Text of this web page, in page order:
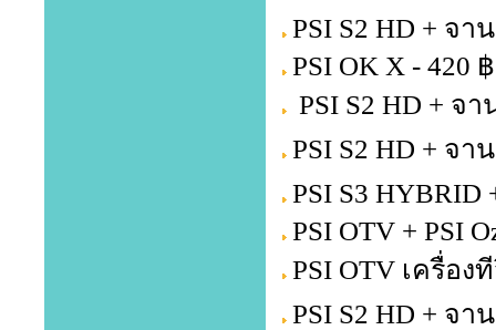
PSI S2 HD + จา
PSI OK X - 420 ฿
PSI S2 HD + จ
PSI S2 HD + จา
PSI S3 HYBRID
PSI OTV + PSI
PSI OTV เครื่อ
PSI S2 HD + จา